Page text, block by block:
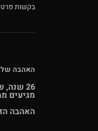
בקשות
האהבה
מגיעים
האהבה